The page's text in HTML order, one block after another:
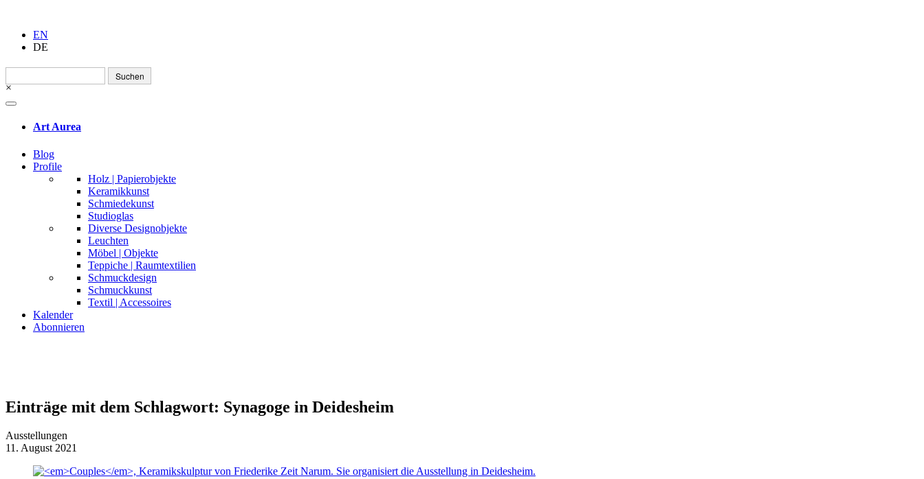
EN
DE
Suchen
nach:
×
Art Aurea
Blog
Profile
Holz | Papierobjekte
Keramikkunst
Schmiedekunst
Studioglas
Diverse Designobjekte
Leuchten
Möbel | Objekte
Teppiche | Raumtextilien
Schmuckdesign
Schmuckkunst
Textil | Accessoires
Kalender
Abonnieren
Einträge mit dem Schlagwort: Synagoge in Deidesheim
Ausstellungen
11. August 2021